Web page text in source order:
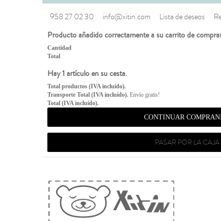
958 27 02 30 info@xitin.com Lista de deseos
Producto añadido correctamente a su carrito de
Cantidad
Total
Hay 1 artículo en su cesta.
Total productos (IVA incluído).
Transporte Total (IVA incluído). Envío gratis!
Total (IVA incluído).
CONTINUAR
PASAR POR LA CAJA